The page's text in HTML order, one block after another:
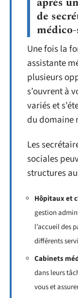
de
Une fois la
assistante
plusieurs
s’ouvrent à
variés et
du domaine
Les
sociales
structures
Hôpitaux et
gestion
l’accueil des
différents
Cabinets
dans leurs
vous et